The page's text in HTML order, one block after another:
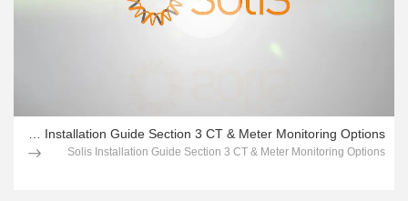
Solis Installation Guide Section 3 CT & Meter Monitoring Options